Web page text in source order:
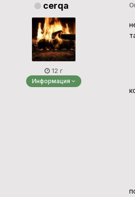
cerqa
12 г
Информация